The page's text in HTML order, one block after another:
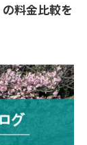
料金比較を